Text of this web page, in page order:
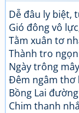
Dễ đâu ly biệt,
Gió đông vô
Tằm xuân tơ
Thành tro
Ngày trông
Đêm ngâm thơ
Bồng Lai
Chim thanh